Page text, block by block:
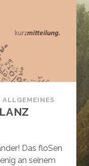
ALLGEMEINES
Das floSen
an seinem